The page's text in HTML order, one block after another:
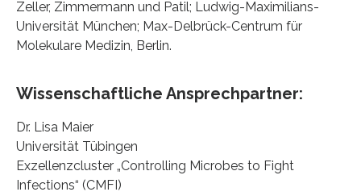
Zeller, Zimmermann und Patil; Ludwig-Maximilians-
Universität München; Max-Delbrück-Centrum für
Molekulare Medizin, Berlin.
Wissenschaftliche Ansprechpartner:
Dr. Lisa Maier
Universität Tübingen
Exzellenzcluster „Controlling Microbes to Fight
Infections“ (CMFI)